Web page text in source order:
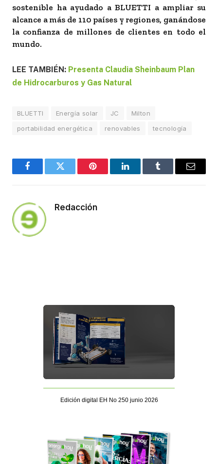
sostenible ha ayudado a BLUETTI a ampliar su
alcance a más de 110 países y regiones, ganándose
la confianza de millones de clientes en todo el
mundo.
LEE TAMBIÉN: Presenta Claudia Sheinbaum Plan
de Hidrocarburos y Gas Natural
BLUETTI Energía solar JC
Milton
portabilidad energética
renovables tecnología
FacebookTwitter Pinterest LinkedInTumblr Email
Redacción
Edición digital EH No 250 junio 2026